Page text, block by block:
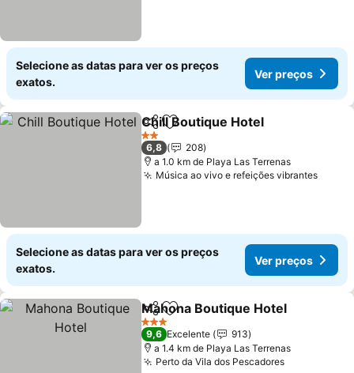
Selecione as datas para ver os preços
exatos.
Ver preços
PartilharAdicionar aos favoritos
Chill Boutique Hotel
2 Estrelas
6,8
208
a 1.0 km de Playa Las Terrenas
Música ao vivo e refeições vibrantesVer
Selecione as datas para ver os preços
exatos.
Ver preços
PartilharAdicionar aos favoritos
Mahona Boutique Hotel
3 Estrelas
9,6 Excelente
913
a 1.4 km de Playa Las Terrenas
Perto da Vila dos PescadoresVer preços